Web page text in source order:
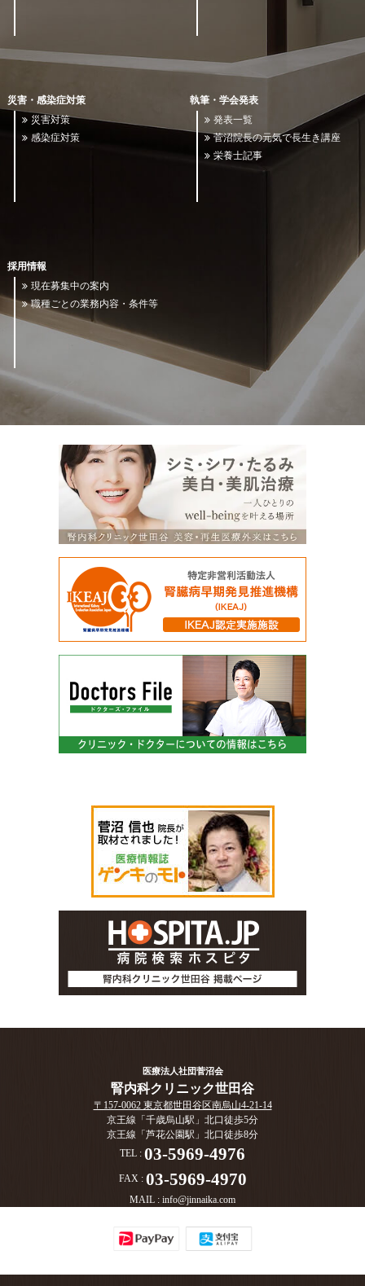
災害・感染症対策
災害対策
感染症対策
執筆・学会発表
発表一覧
菅沼院長の元気で長生き講座
栄養士記事
採用情報
現在募集中の案内
職種ごとの業務内容・条件等
医療法人社団菅沼会
腎内科クリニック世田谷
〒157-0062 東京都世田谷区南烏山4-21-14
京王線「千歳烏山駅」北口徒歩5分
京王線「芦花公園駅」北口徒歩8分
TEL : 03-5969-4976
FAX : 03-5969-4970
MAIL : info@jinnaika.com